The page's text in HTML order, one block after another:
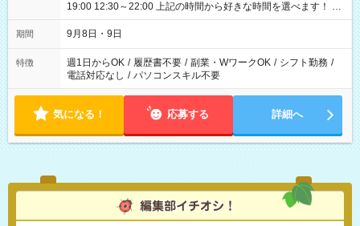
19:00 12:30～22:00 上記の時間から好きな時間を選べます！ ※
時間は変更となる可能性があります
期間 9月8日・9日
特徴 週1日からOK / 履歴書不要 / 副業・WワークOK / シフト勤務 /
電話対応なし / パソコンスキル不要
気になる！ 応募する 詳細へ